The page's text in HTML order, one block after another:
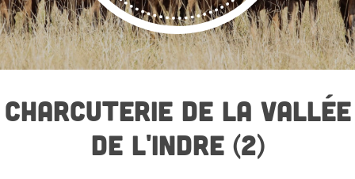
CHARCUTERIE DE LA VALLÉE
DE L'INDRE (2)